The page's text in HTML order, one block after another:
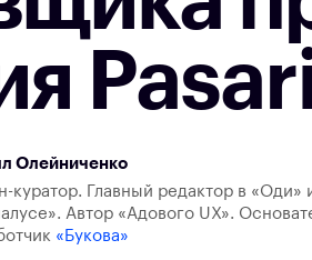
Олейниченко
куратор. Главный редактор в «Оди»
Автор «Адового UX».
«Букова»